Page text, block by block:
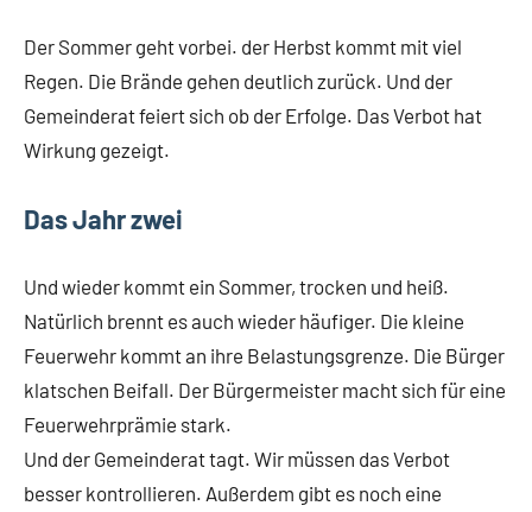
Der Sommer geht vorbei. der Herbst kommt mit viel
Regen. Die Brände gehen deutlich zurück. Und der
Gemeinderat feiert sich ob der Erfolge. Das Verbot hat
Wirkung gezeigt.
Das Jahr zwei
Und wieder kommt ein Sommer, trocken und heiß.
Natürlich brennt es auch wieder häufiger. Die kleine
Feuerwehr kommt an ihre Belastungsgrenze. Die Bürger
klatschen Beifall. Der Bürgermeister macht sich für eine
Feuerwehrprämie stark.
Und der Gemeinderat tagt. Wir müssen das Verbot
besser kontrollieren. Außerdem gibt es noch eine